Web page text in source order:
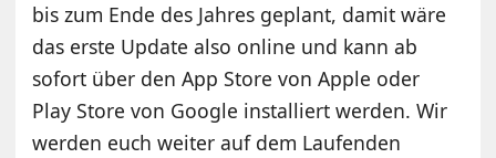
bis zum Ende des Jahres geplant, damit wäre
das erste Update also online und kann ab
sofort über den App Store von Apple oder
Play Store von Google installiert werden. Wir
werden euch weiter auf dem Laufenden